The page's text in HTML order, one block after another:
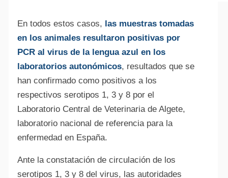
En todos estos casos, las muestras tomadas
en los animales resultaron positivas por
PCR al virus de la lengua azul en los
laboratorios autonómicos, resultados que se
han confirmado como positivos a los
respectivos serotipos 1, 3 y 8 por el
Laboratorio Central de Veterinaria de Algete,
laboratorio nacional de referencia para la
enfermedad en España.
Ante la constatación de circulación de los
serotipos 1, 3 y 8 del virus, las autoridades